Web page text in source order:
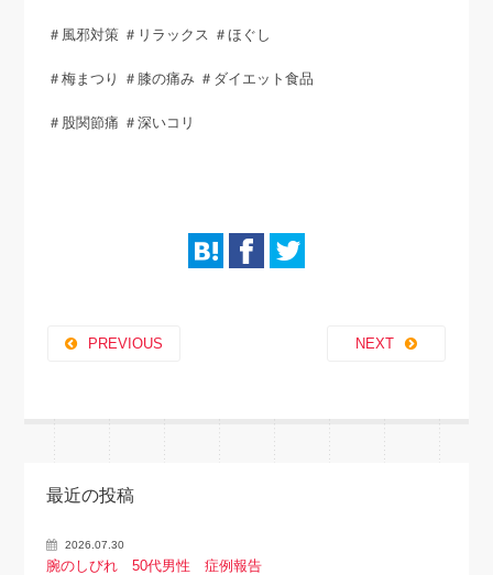
＃風邪対策 ＃リラックス ＃ほぐし
＃梅まつり ＃膝の痛み ＃ダイエット食品
＃股関節痛 ＃深いコリ
PREVIOUS NEXT
最近の投稿
2026.07.30
腕のしびれ 50代男性 症例報告